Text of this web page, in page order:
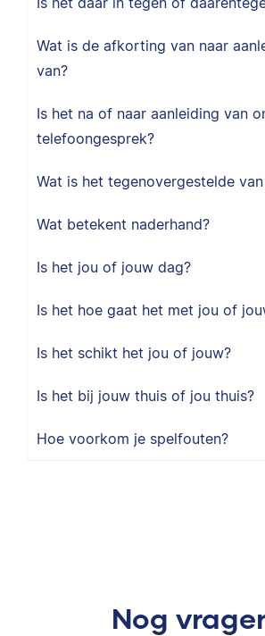
Wat is de afkorting van naar
van?
Is het na of naar aanleiding van
telefoongesprek?
Wat is het tegenovergestelde van
Wat betekent naderhand?
Is het jou of jouw dag?
Is het hoe gaat het met jou of
Is het schikt het jou of jouw?
Is het bij jouw thuis of jou thuis?
Hoe voorkom je spelfouten?
Nog